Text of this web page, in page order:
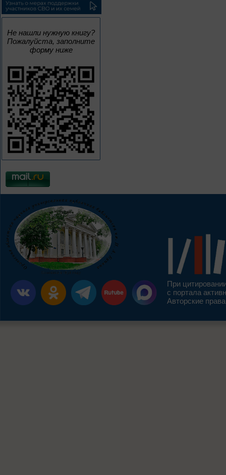
Не нашли нужную книгу?
Пожалуйста, заполните
форму ниже
При
с портала
Авторские